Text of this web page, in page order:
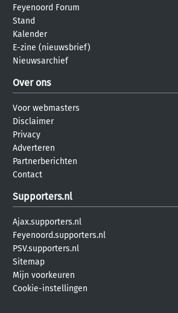
Feyenoord Forum
Stand
Kalender
E-zine (nieuwsbrief)
Nieuwsarchief
Over ons
Voor webmasters
Disclaimer
Privacy
Adverteren
Partnerberichten
Contact
Supporters.nl
Ajax.supporters.nl
Feyenoord.supporters.nl
PSV.supporters.nl
Sitemap
Mijn voorkeuren
Cookie-instellingen